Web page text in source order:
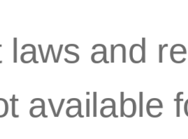
司
and
available